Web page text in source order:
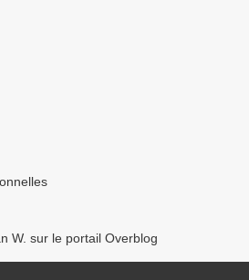
W. sur le portail Overblog